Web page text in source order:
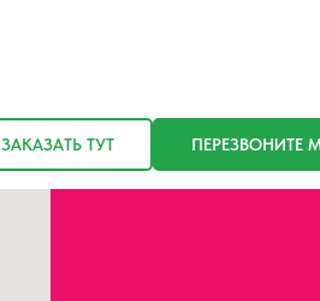
ЗАКАЗАТЬ ТУТ ПЕРЕЗВОНИТЕ